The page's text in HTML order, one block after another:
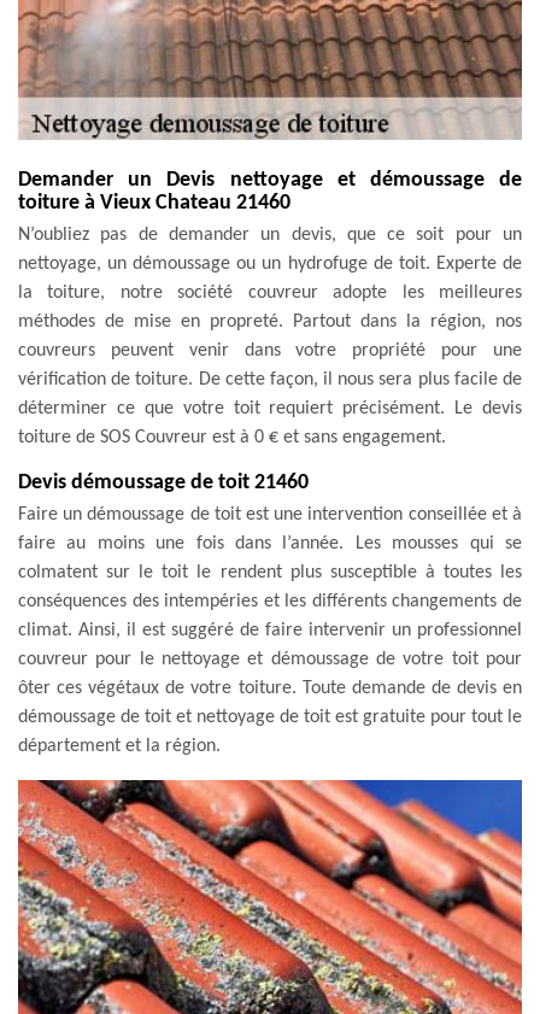
Demander un Devis nettoyage et démoussage de
toiture à Vieux Chateau 21460
N’oubliez pas de demander un devis, que ce soit pour un
nettoyage, un démoussage ou un hydrofuge de toit. Experte de
la toiture, notre société couvreur adopte les meilleures
méthodes de mise en propreté. Partout dans la région, nos
couvreurs peuvent venir dans votre propriété pour une
vérification de toiture. De cette façon, il nous sera plus facile de
déterminer ce que votre toit requiert précisément. Le devis
toiture de SOS Couvreur est à 0 € et sans engagement.
Devis démoussage de toit 21460
Faire un démoussage de toit est une intervention conseillée et à
faire au moins une fois dans l’année. Les mousses qui se
colmatent sur le toit le rendent plus susceptible à toutes les
conséquences des intempéries et les différents changements de
climat. Ainsi, il est suggéré de faire intervenir un professionnel
couvreur pour le nettoyage et démoussage de votre toit pour
ôter ces végétaux de votre toiture. Toute demande de devis en
démoussage de toit et nettoyage de toit est gratuite pour tout le
département et la région.